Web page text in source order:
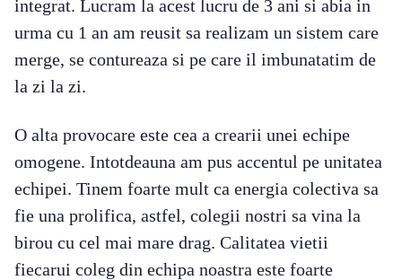
integrat. Lucram la acest lucru de 3 ani si abia in
urma cu 1 an am reusit sa realizam un sistem care
merge, se contureaza si pe care il imbunatatim de
la zi la zi.
O alta provocare este cea a crearii unei echipe
omogene. Intotdeauna am pus accentul pe unitatea
echipei. Tinem foarte mult ca energia colectiva sa
fie una prolifica, astfel, colegii nostri sa vina la
birou cu cel mai mare drag. Calitatea vietii
fiecarui coleg din echipa noastra este foarte